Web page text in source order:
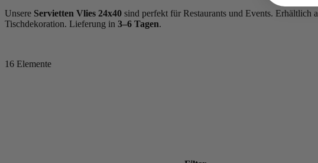
Unsere Servietten Vlies 24x40 sind perfekt für Restaurants und Events. Erhältlich
Tischdekoration. Lieferung in 3–6 Tagen.
16 Elemente